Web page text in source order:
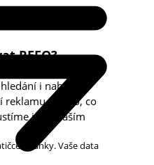
REFO?
co v obchodě
i nabídku.
reklamu u toho, co
jen s vaším
stránky. Vaše data